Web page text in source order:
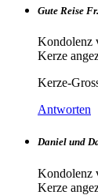
Gute Reise
Kondolenz
Kerze
Kerze-
Antworten
Daniel und
Kondolenz
Kerze